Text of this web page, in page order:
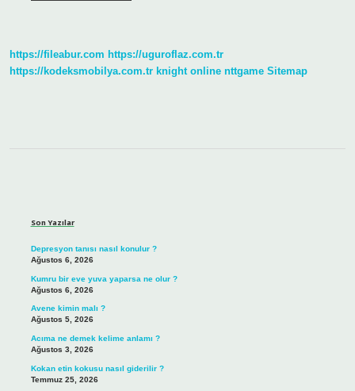
https://fileabur.com https://uguroflaz.com.tr
https://kodeksmobilya.com.tr knight online nttgame Sitemap
Son Yazılar
Depresyon tanısı nasıl konulur ?
Ağustos 6, 2026
Kumru bir eve yuva yaparsa ne olur ?
Ağustos 6, 2026
Avene kimin malı ?
Ağustos 5, 2026
Acıma ne demek kelime anlamı ?
Ağustos 3, 2026
Kokan etin kokusu nasıl giderilir ?
Temmuz 25, 2026